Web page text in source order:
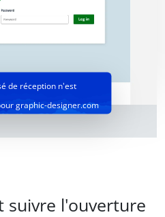
de réception n'est
graphic-designer.com
suivre l'ouverture